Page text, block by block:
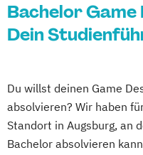
Bachelor Game
Dein
Du willst deinen Game
absolvieren? Wir haben
Standort in Augsburg, an
Bachelor absolvieren